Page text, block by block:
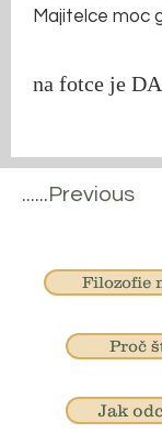
Majitelce moc
na fotce je
......Previous
Filozofie
Proč
Jak